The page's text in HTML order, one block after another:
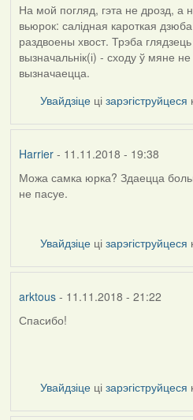
In
reply
to
by
arktous
На мой погляд, гэта не дрозд, а
вьюрок: салідная кароткая дзюба
раздвоены хвост. Трэба глядзець
вызначальнік(і) - сходу ў мяне не
вызначаецца.
Увайдзіце цізарэгіструйцеся
Harrier- 11.11.2018 - 19:38
In
reply
Harrier
Можа самка юрка? Здаецца
не пасуе.
Увайдзіце цізарэгіструйцеся
arktous- 11.11.2018 - 21:22
In
Harrier
Спасибо!
Увайдзіце цізарэгіструйцеся